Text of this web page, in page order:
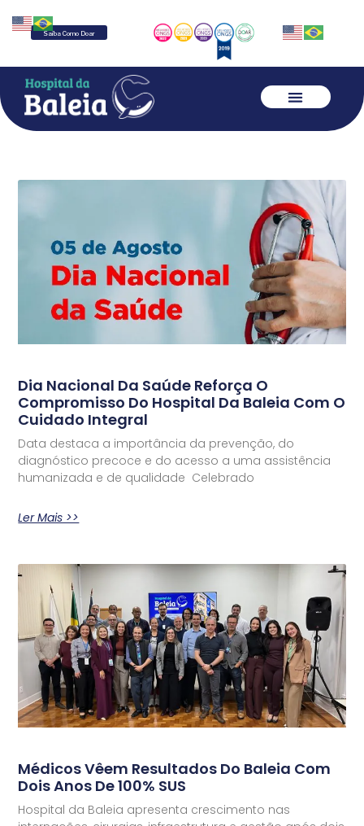
Saiba Como Doar
Dia Nacional Da Saúde Reforça O
Compromisso Do Hospital Da Baleia Com O
Cuidado Integral
Data destaca a importância da prevenção, do
diagnóstico precoce e do acesso a uma assistência
humanizada e de qualidade Celebrado
Ler Mais >>
Médicos Vêem Resultados Do Baleia Com
Dois Anos De 100% SUS
Hospital da Baleia apresenta crescimento nas